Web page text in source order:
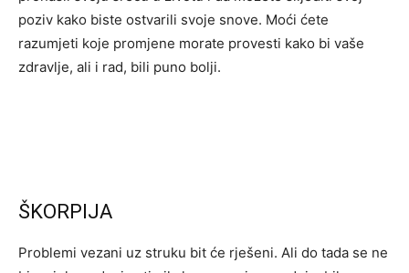
poziv kako biste ostvarili svoje snove. Moći ćete
razumjeti koje promjene morate provesti kako bi vaše
zdravlje, ali i rad, bili puno bolji.
ŠKORPIJA
Problemi vezani uz struku bit će rješeni. Ali do tada se ne